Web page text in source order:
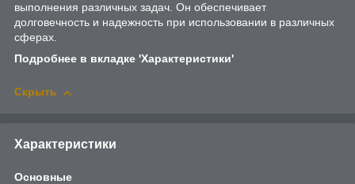
выполнения различных задач. Он обеспечивает
долговечность и надежность при использовании в различных
сферах.
Подробнее в вкладке 'Характеристики'
Скрыть
Характеристики
Основные